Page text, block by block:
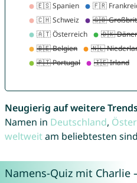
Neugierig auf weitere
Namen in Deutschland,
weltweitam beliebtesten
Namens-Quiz mit Charlie